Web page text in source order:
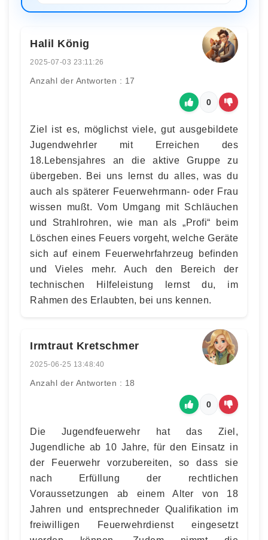
Halil König
2025-07-03 23:11:26
Anzahl der Antworten : 17
0
Ziel ist es, möglichst viele, gut ausgebildete
Jugendwehrler mit Erreichen des
18.Lebensjahres an die aktive Gruppe zu
übergeben. Bei uns lernst du alles, was du
auch als späterer Feuerwehrmann- oder Frau
wissen mußt. Vom Umgang mit Schläuchen
und Strahlrohren, wie man als „Profi“ beim
Löschen eines Feuers vorgeht, welche Geräte
sich auf einem Feuerwehrfahrzeug befinden
und Vieles mehr. Auch den Bereich der
technischen Hilfeleistung lernst du, im
Rahmen des Erlaubten, bei uns kennen.
Irmtraut Kretschmer
2025-06-25 13:48:40
Anzahl der Antworten : 18
0
Die Jugendfeuerwehr hat das Ziel,
Jugendliche ab 10 Jahre, für den Einsatz in
der Feuerwehr vorzubereiten, so dass sie
nach Erfüllung der rechtlichen
Voraussetzungen ab einem Alter von 18
Jahren und entsprechneder Qualifikation im
freiwilligen Feuerwehrdienst eingesetzt